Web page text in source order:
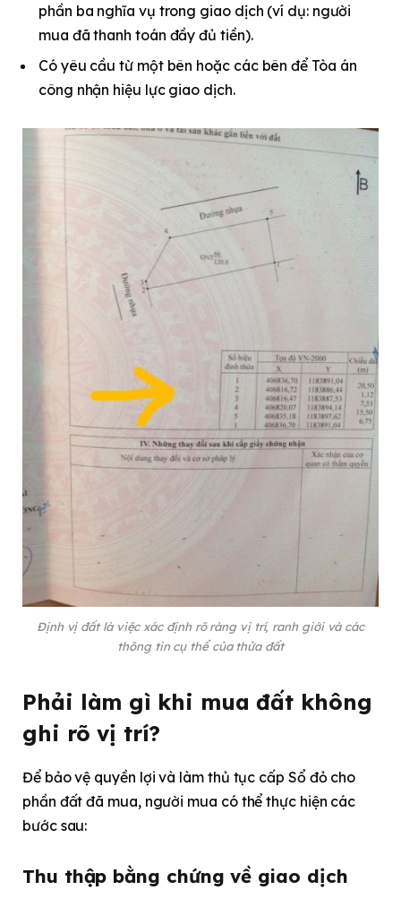
phần ba nghĩa vụ trong giao dịch (ví dụ: người
mua đã thanh toán đầy đủ tiền).
Có yêu cầu từ một bên hoặc các bên để Tòa án
công nhận hiệu lực giao dịch.
Định vị đất là việc xác định rõ ràng vị trí, ranh giới và các
thông tin cụ thể của thửa đất
Phải làm gì khi mua đất không
ghi rõ vị trí?
Để bảo vệ quyền lợi và làm thủ tục cấp Sổ đỏ cho
phần đất đã mua, người mua có thể thực hiện các
bước sau:
Thu thập bằng chứng về giao dịch